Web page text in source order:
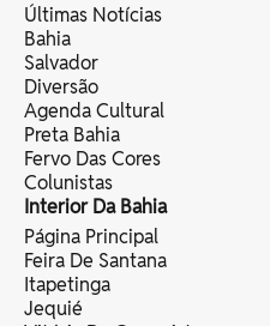
Últimas Notícias
Bahia
Salvador
Diversão
Agenda Cultural
Preta Bahia
Fervo Das Cores
Colunistas
Interior Da Bahia
Página Principal
Feira De Santana
Itapetinga
Jequié